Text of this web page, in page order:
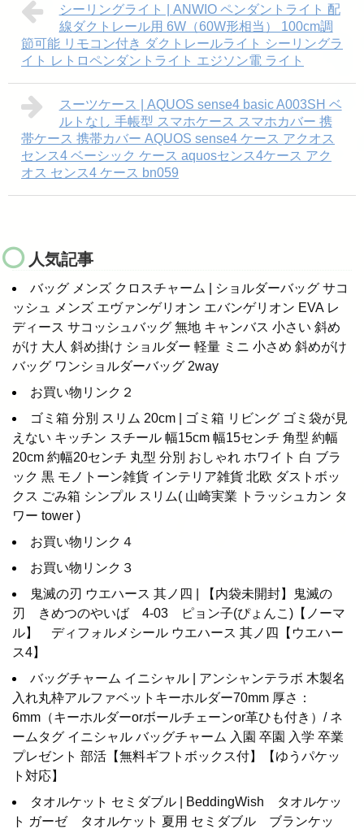
シーリングライト | ANWIO ペンダントライト 配
線ダクトレール用 6W（60W形相当） 100cm調
節可能 リモコン付き ダクトレールライト シーリングラ
イト レトロペンダントライト エジソン電 ライト
スーツケース | AQUOS sense4 basic A003SH ベ
ルトなし 手帳型 スマホケース スマホカバー 携
帯ケース 携帯カバー AQUOS sense4 ケース アクオス
センス4 ベーシック ケース aquosセンス4ケース アク
オス センス4 ケース bn059
人気記事
バッグ メンズ クロスチャーム | ショルダーバッグ サコ
ッシュ メンズ エヴァンゲリオン エバンゲリオン EVA レ
ディース サコッシュバッグ 無地 キャンバス 小さい 斜め
がけ 大人 斜め掛け ショルダー 軽量 ミニ 小さめ 斜めがけ
バッグ ワンショルダーバッグ 2way
お買い物リンク２
ゴミ箱 分別 スリム 20cm | ゴミ箱 リビング ゴミ袋が見
えない キッチン スチール 幅15cm 幅15センチ 角型 約幅
20cm 約幅20センチ 丸型 分別 おしゃれ ホワイト 白 ブラ
ック 黒 モノトーン雑貨 インテリア雑貨 北欧 ダストボッ
クス ごみ箱 シンプル スリム( 山崎実業 トラッシュカン タ
ワー tower )
お買い物リンク４
お買い物リンク３
鬼滅の刃 ウエハース 其ノ四 | 【内袋未開封】鬼滅の
刃 きめつのやいば 4-03 ピョン子(ぴょんこ)【ノーマ
ル】 ディフォルメシール ウエハース 其ノ四【ウエハー
ス4】
バッグチャーム イニシャル | アンシャンテラボ 木製名
入れ丸枠アルファベットキーホルダー70mm 厚さ：
6mm（キーホルダーorボールチェーンor革ひも付き）/ ネ
ームタグ イニシャル バッグチャーム 入園 卒園 入学 卒業
プレゼント 部活【無料ギフトボックス付】【ゆうパケッ
ト対応】
タオルケット セミダブル | BeddingWish タオルケッ
ト ガーゼ タオルケット 夏用 セミダブル ブランケッ